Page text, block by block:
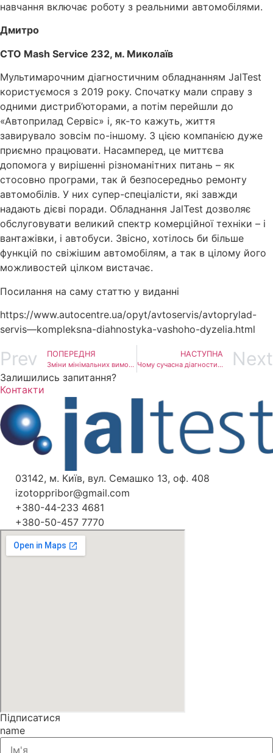
навчання включає роботу з реальними автомобілями.
Дмитро
СТО Mash Service 232, м. Миколаїв
Мультимарочним діaгностичним обладнанням JalTest
користуємося з 2019 року. Спочатку мали справу з
одними дистриб’юторами, а потім перейшли до
«Автоприлад Сервіс» і, як-то кажуть, життя
завирувало зовсім по-іншому. З цією компанією дуже
приємно працювати. Насамперед, це миттєва
допомога у вирішенні різноманітних питань – як
стосовно програми, так й безпосередньо ремонту
автомобілів. У них супер-спеціалісти, які завжди
надають дієві поради. Обладнання JalTest дозволяє
обслуговувати великий спектр комерційної техніки – і
вантажівки, і автобуси. Звісно, хотілось би більше
функцій по свіжішим автомобілям, а так в цілому його
можливостей цілком вистачає.
Посилання на саму статтю у виданні
https://www.autocentre.ua/opyt/avtoservis/avtoprylad-
servis—kompleksna-diahnostyka-vashoho-dyzelia.html
Prev ПОПЕРЕДНЯ
Зміни мінімальних вимог до комп’ютера
НАСТУПНА
Чому сучасна діагностика не показує реальної причини поломки? Next
Залишились запитання?
Контакти
03142, м. Київ, вул. Семашко 13, оф. 408
izotoppribor@gmail.com
+380-44-233 4681
+380-50-457 7770
Підписатися
name